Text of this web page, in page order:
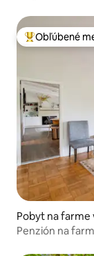
Obľúbené
Pobyt na
Penzión na